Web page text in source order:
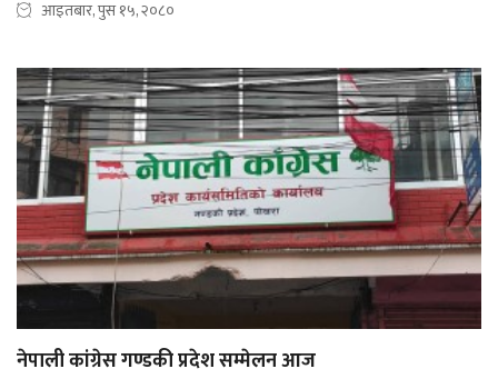
आइतबार, पुस १५, २०८०
नेपाली कांग्रेस गण्डकी प्रदेश सम्मेलन आज